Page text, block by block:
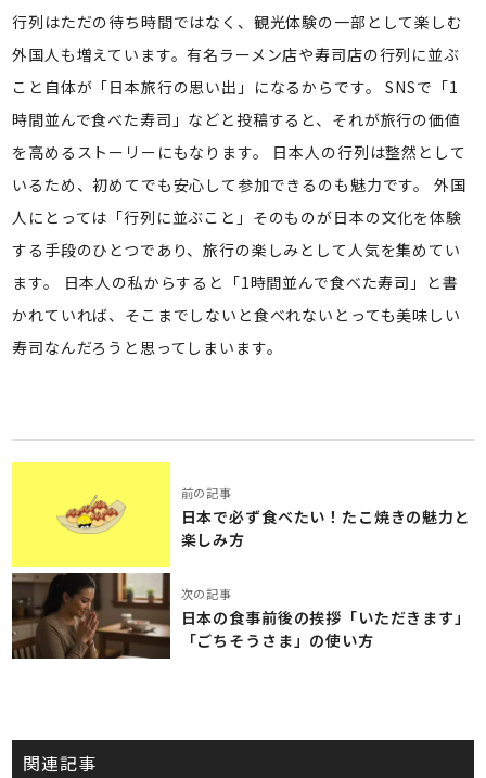
行列はただの待ち時間ではなく、観光体験の一部として楽しむ
外国人も増えています。有名ラーメン店や寿司店の行列に並ぶ
こと自体が「日本旅行の思い出」になるからです。 SNSで「1
時間並んで食べた寿司」などと投稿すると、それが旅行の価値
を高めるストーリーにもなります。 日本人の行列は整然として
いるため、初めてでも安心して参加できるのも魅力です。 外国
人にとっては「行列に並ぶこと」そのものが日本の文化を体験
する手段のひとつであり、旅行の楽しみとして人気を集めてい
ます。 日本人の私からすると「1時間並んで食べた寿司」と書
かれていれば、そこまでしないと食べれないとっても美味しい
寿司なんだろうと思ってしまいます。
前の記事
日本で必ず食べたい！たこ焼きの魅力と
楽しみ方
次の記事
日本の食事前後の挨拶「いただきます」
「ごちそうさま」の使い方
関連記事